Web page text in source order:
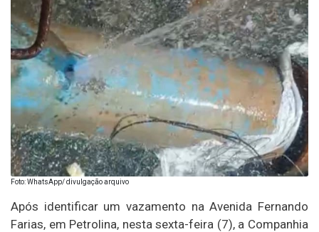
Foto: WhatsApp/ divulgação arquivo
Após identificar um vazamento na Avenida Fernando
Farias, em Petrolina, nesta sexta-feira (7), a Companhia